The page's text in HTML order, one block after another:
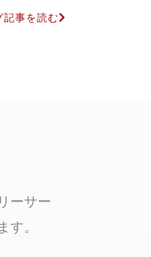
記事を読む
ーサー
す。